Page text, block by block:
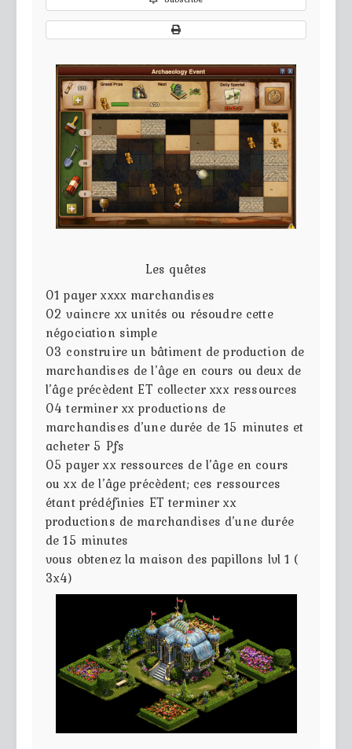
Les quêtes
01payer xxxx marchandises
02vaincre xx unités ou résoudre cette
négociation simple
03 construire un bâtiment de production de
marchandises de l’âge en cours ou deux de
l’âge précèdent ET collecter xxx ressources
04terminer xx productions de
marchandises d’une durée de 15 minutes et
acheter 5 Pfs
05payer xx ressources de l’âge en cours
ou xx de l’âge précèdent; ces ressources
étant prédéfinies ET terminer xx
productions de marchandises d’une durée
de 15 minutes
vous obtenez la maison des papillons lvl 1 (
3x4)